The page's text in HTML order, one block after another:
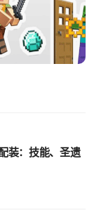
装：技能、圣遗